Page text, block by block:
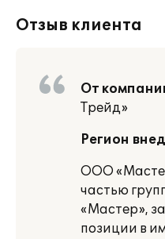
Отзыв клиента
От
Трейд»
Регион
ООО
частью
«Maстер»,
позиции в